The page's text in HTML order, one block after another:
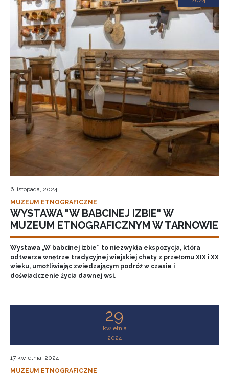
6 listopada, 2024
MUZEUM ETNOGRAFICZNE
WYSTAWA "W BABCINEJ IZBIE" W
MUZEUM ETNOGRAFICZNYM W TARNOWIE
Wystawa „W babcinej izbie” to niezwykła ekspozycja, która
odtwarza wnętrze tradycyjnej wiejskiej chaty z przełomu XIX i XX
wieku, umożliwiając zwiedzającym podróż w czasie i
doświadczenie życia dawnej wsi.
29
kwietnia
2024
17 kwietnia, 2024
MUZEUM ETNOGRAFICZNE